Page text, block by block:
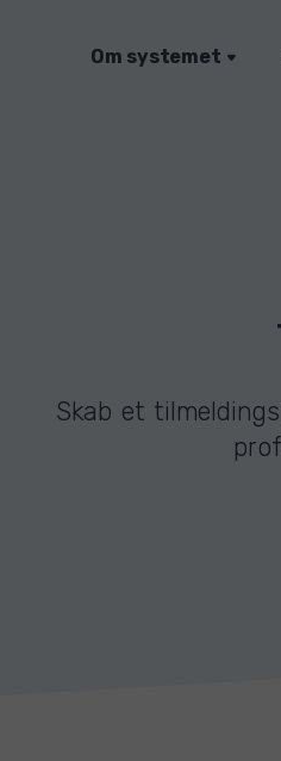
Om systemet
Skab et